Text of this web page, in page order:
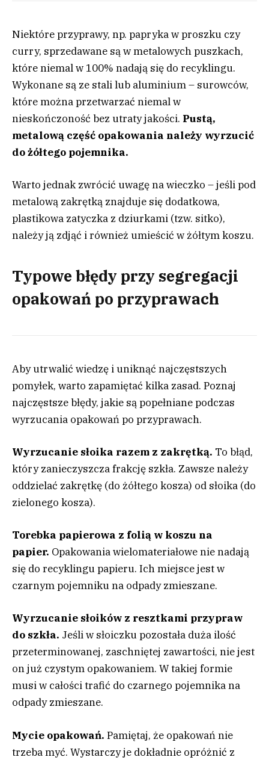
Niektóre przyprawy, np. papryka w proszku czy
curry, sprzedawane są w metalowych puszkach,
które niemal w 100% nadają się do recyklingu.
Wykonane są ze stali lub aluminium – surowców,
które można przetwarzać niemal w
nieskończoność bez utraty jakości. Pustą,
metalową część opakowania należy wyrzucić
do żółtego pojemnika.
Warto jednak zwrócić uwagę na wieczko – jeśli pod
metalową zakrętką znajduje się dodatkowa,
plastikowa zatyczka z dziurkami (tzw. sitko),
należy ją zdjąć i również umieścić w żółtym koszu.
Typowe błędy przy segregacji
opakowań po przyprawach
Aby utrwalić wiedzę i uniknąć najczęstszych
pomyłek, warto zapamiętać kilka zasad. Poznaj
najczęstsze błędy, jakie są popełniane podczas
wyrzucania opakowań po przyprawach.
Wyrzucanie słoika razem z zakrętką. To błąd,
który zanieczyszcza frakcję szkła. Zawsze należy
oddzielać zakrętkę (do żółtego kosza) od słoika (do
zielonego kosza).
Torebka papierowa z folią w koszu na
papier. Opakowania wielomateriałowe nie nadają
się do recyklingu papieru. Ich miejsce jest w
czarnym pojemniku na odpady zmieszane.
Wyrzucanie słoików z resztkami przypraw
do szkła. Jeśli w słoiczku pozostała duża ilość
przeterminowanej, zaschniętej zawartości, nie jest
on już czystym opakowaniem. W takiej formie
musi w całości trafić do czarnego pojemnika na
odpady zmieszane.
Mycie opakowań. Pamiętaj, że opakowań nie
trzeba myć. Wystarczy je dokładnie opróżnić z